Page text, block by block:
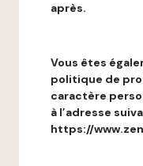
après.
Vous êtes
politique de
caractère
à l’adresse
https://